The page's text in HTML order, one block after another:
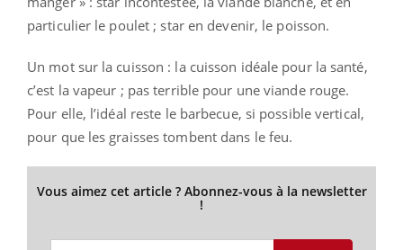
particulier le poulet ; star en devenir, le poisson.
Un mot sur la cuisson : la cuisson idéale pour la santé,
c’est la vapeur ; pas terrible pour une viande rouge.
Pour elle, l’idéal reste le barbecue, si possible vertical,
pour que les graisses tombent dans le feu.
Vous aimez cet article ? Abonnez-vous à la newsletter
!